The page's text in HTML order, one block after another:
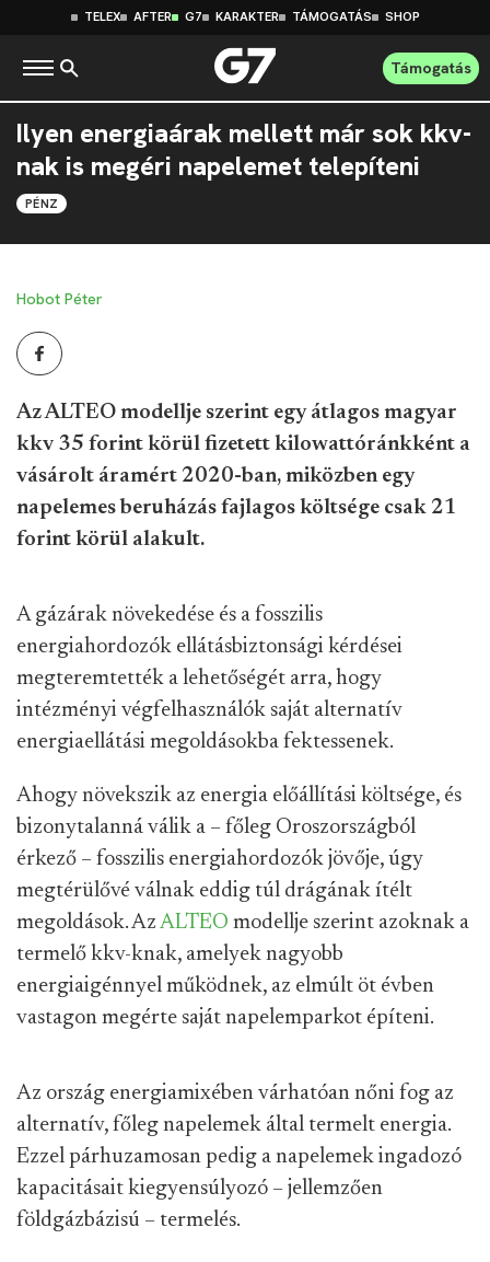
TELEX AFTER G7 KARAKTER TÁMOGATÁS SHOP
Támogatás
Ilyen energiaárak mellett már sok kkv-
nak is megéri napelemet telepíteni
PÉNZ
Hobot Péter
Az ALTEO modellje szerint egy átlagos magyar
kkv 35 forint körül fizetett kilowattóránkként a
vásárolt áramért 2020-ban, miközben egy
napelemes beruházás fajlagos költsége csak 21
forint körül alakult.
A gázárak növekedése és a fosszilis
energiahordozók ellátásbiztonsági kérdései
megteremtették a lehetőségét arra, hogy
intézményi végfelhasználók saját alternatív
energiaellátási megoldásokba fektessenek.
Ahogy növekszik az energia előállítási költsége, és
bizonytalanná válik a – főleg Oroszországból
érkező – fosszilis energiahordozók jövője, úgy
megtérülővé válnak eddig túl drágának ítélt
megoldások. Az ALTEO modellje szerint azoknak a
termelő kkv-knak, amelyek nagyobb
energiaigénnyel működnek, az elmúlt öt évben
vastagon megérte saját napelemparkot építeni.
Az ország energiamixében várhatóan nőni fog az
alternatív, főleg napelemek által termelt energia.
Ezzel párhuzamosan pedig a napelemek ingadozó
kapacitásait kiegyensúlyozó – jellemzően
földgázbázisú – termelés.